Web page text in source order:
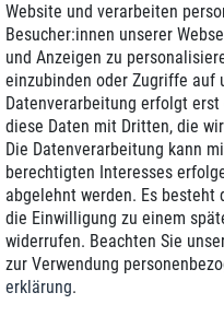
Zustellung
+49
Website und verarbeiten
Besucher:innen unserer
und Anzeigen zu
einzubinden oder Zugriffe auf
Datenverarbeitung erfolgt
diese Daten mit Dritten, die
Die Datenverarbeitung kann
berechtigten Interesses
abgelehnt werden. Es
die Einwilligung zu einem
widerrufen. Beachten Sie
zur Verwendung
erklärung.